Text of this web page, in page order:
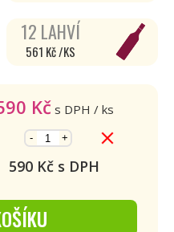
12 LAHVÍ
561 Kč /KS
Kč s DPH / ks
- +
590 Kč s DPH